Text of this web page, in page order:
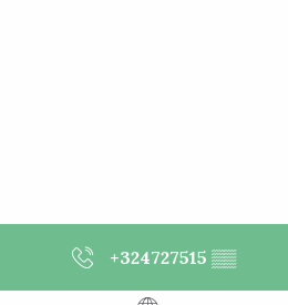
+324727515 ▒▒